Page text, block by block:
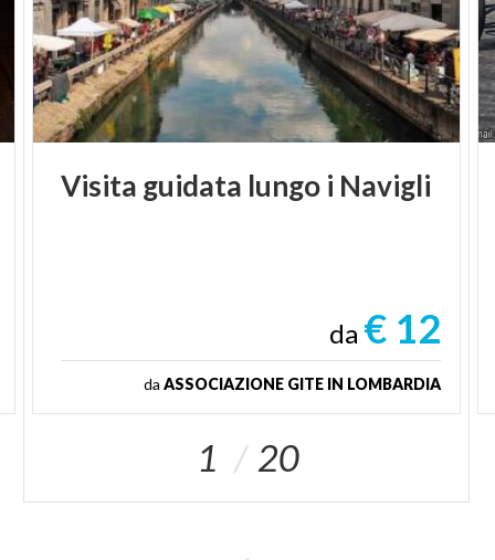
Visita guidata lungo i Navigli
da € 12
da ASSOCIAZIONE GITE IN LOMBARDIA
1 20